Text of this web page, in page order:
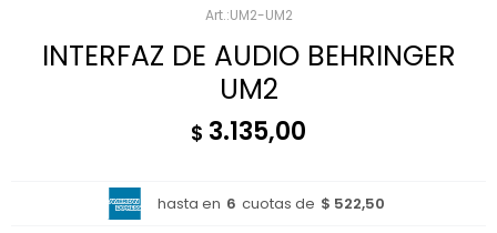
UM2-UM2
INTERFAZ DE AUDIO BEHRINGER
UM2
$ 3.135,00
hasta en 6 cuotas de $ 522,50